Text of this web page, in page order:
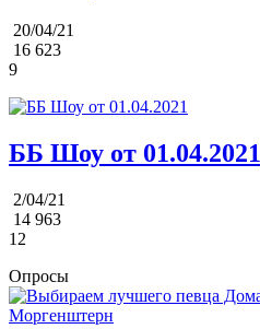
20/04/21
16 623
9
ББ Шоу от 01.04.2021
2/04/21
14 963
12
Опросы